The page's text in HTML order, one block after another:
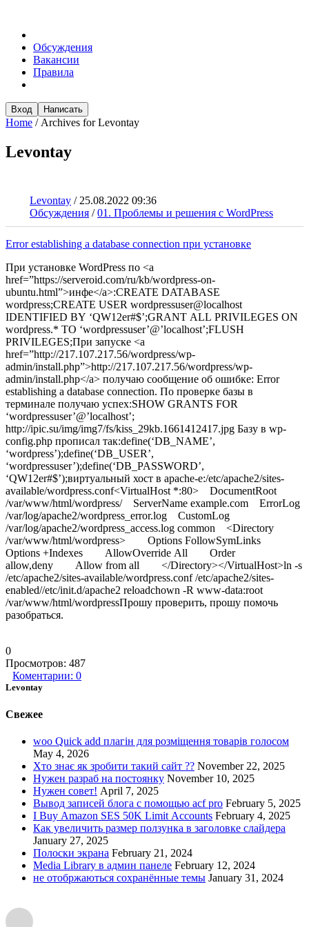
Обсуждения
Вакансии
Правила
Вход Написать
Home / Archives for Levontay
Levontay
Levontay / 25.08.2022 09:36
Обсуждения /01. Проблемы и решения с WordPress
Error establishing a database connection при установке
При установке WordPress по <a
href=”https://serveroid.com/ru/kb/wordpress-on-
ubuntu.html”>инфе</a>:CREATE DATABASE
wordpress;CREATE USER wordpressuser@localhost
IDENTIFIED BY ‘QW12er#$’;GRANT ALL PRIVILEGES ON
wordpress.* TO ‘wordpressuser’@’localhost’;FLUSH
PRIVILEGES;При запуске <a
href=”http://217.107.217.56/wordpress/wp-
admin/install.php”>http://217.107.217.56/wordpress/wp-
admin/install.php</a> получаю сообщение об ошибке: Error
establishing a database connection. По проверке базы в
терминале получаю успех:SHOW GRANTS FOR
‘wordpressuser’@’localhost’;
http://ipic.su/img/img7/fs/kiss_29kb.1661412417.jpg Базу в wp-
config.php прописал так:define(‘DB_NAME’,
‘wordpress’);define(‘DB_USER’,
‘wordpressuser’);define(‘DB_PASSWORD’,
‘QW12er#$’);виртуальный хост в apache-e:/etc/apache2/sites-
available/wordpress.conf<VirtualHost *:80> DocumentRoot
/var/www/html/wordpress/ ServerName example.com ErrorLog
/var/log/apache2/wordpress_error.log CustomLog
/var/log/apache2/wordpress_access.log common <Directory
/var/www/html/wordpress> Options FollowSymLinks
Options +Indexes AllowOverride All Order
allow,deny Allow from all </Directory></VirtualHost>ln -s
/etc/apache2/sites-available/wordpress.conf /etc/apache2/sites-
enabled//etc/init.d/apache2 reloadchown -R www-data:root
/var/www/html/wordpressПрошу проверить, прошу помочь
разобраться.
0
Просмотров: 487
Коментарии: 0
Levontay
Свежее
woo Quick add плагін для розміщення товарів голосом
May 4, 2026
Хто знає як зробити такий сайт ?? November 22, 2025
Нужен разраб на постоянку November 10, 2025
Нужен совет! April 7, 2025
Вывод записей блога с помощью acf pro February 5, 2025
I Buy Amazon SES 50K Limit Accounts February 4, 2025
Как увеличить размер ползунка в заголовке слайдера
January 27, 2025
Полоски экрана February 21, 2024
Media Library в админ панеле February 12, 2024
не отобржаються сохранённые темы January 31, 2024